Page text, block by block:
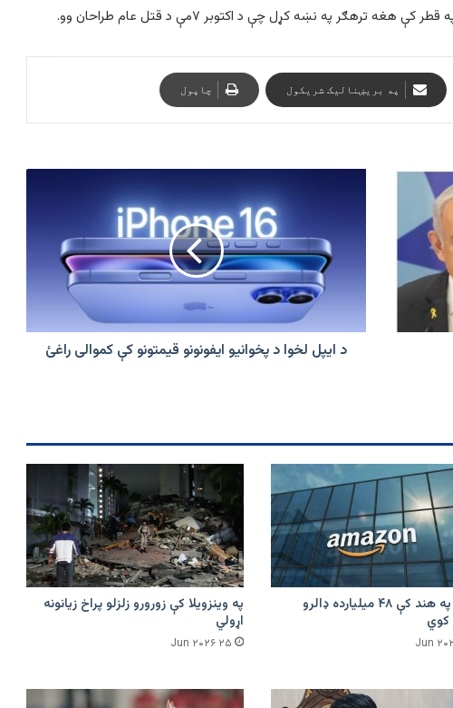
په نښه کړل چې د اکتوبر ۷مې د قتل عام طراحان وو.
په بریښنالیک شریکول چاپول
کموالی
راغئد ایپل لخوا د پخوانیو ایفونونو قیمتونو کې کموالی راغئ
امازون په هند کې ۴۸ میلیارده ډالرو
کوي
په وینزویلا کې زورورو زلزلو پراخ زیانونه
اړولي
۲۵ Jun ۲۰۲۶